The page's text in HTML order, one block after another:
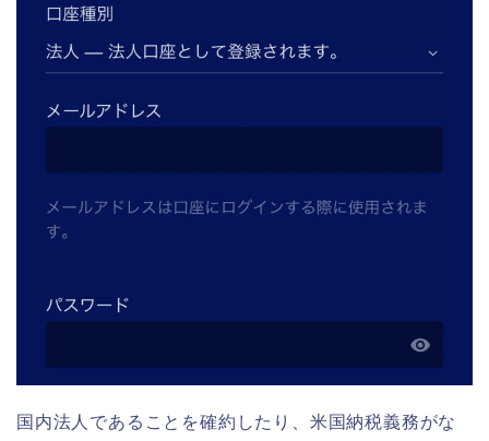
国内法人であることを確約したり、米国納税義務がな